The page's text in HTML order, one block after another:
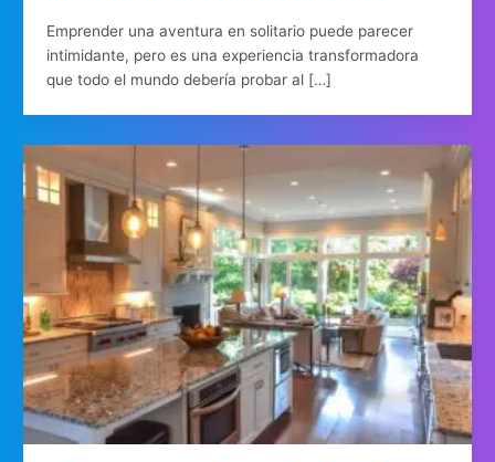
Emprender una aventura en solitario puede parecer
intimidante, pero es una experiencia transformadora
que todo el mundo debería probar al […]